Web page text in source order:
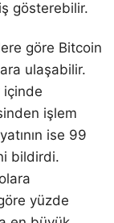
gösterebilir.
göre Bitcoin
ulaşabilir.
içinde
işlem
ise 99
bildirdi.
yüzde